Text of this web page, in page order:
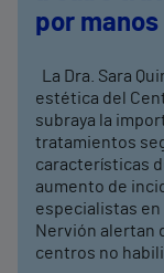
por
La Dra. Sara
estética del
subraya la
tratamientos
características
aumento de
especialistas en
Nervión alertan
centros no